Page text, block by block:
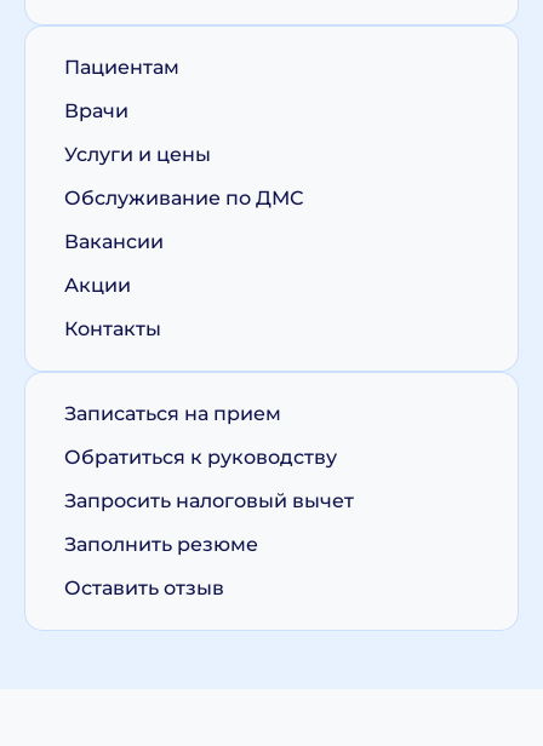
Пациентам
Врачи
Услуги и цены
Обслуживание по ДМС
Вакансии
Акции
Контакты
Записаться на прием
Обратиться к руководству
Запросить налоговый вычет
Заполнить резюме
Оставить отзыв